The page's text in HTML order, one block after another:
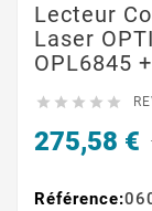
Lecteur
Laser
OPL6845
    
275,58 €
Référence: